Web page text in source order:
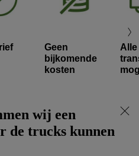
Geen
bijkomende
kosten
Alle
wij een
de trucks kunnen